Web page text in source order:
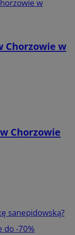
Chorzowie w
Chorzowie
sanepidowską?
do -70%